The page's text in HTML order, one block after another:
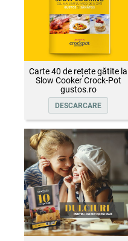
Carte 40 de rețete gătite la
Slow Cooker Crock-Pot
gustos.ro
DESCARCARE